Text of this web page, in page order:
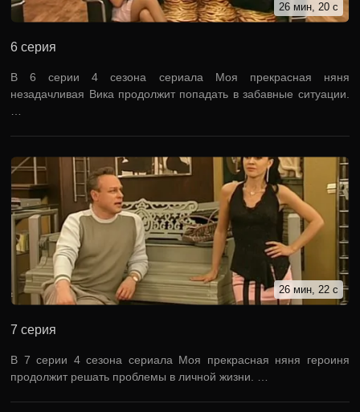
26 мин, 20 с
6 серия
В 6 серии 4 сезона сериала Моя прекрасная няня
незадачливая Вика продолжит попадать в забавные ситуации.
26 мин, 22 с
7 серия
В 7 серии 4 сезона сериала Моя прекрасная няня героиня
продолжит решать проблемы в личной жизни. …